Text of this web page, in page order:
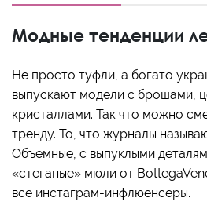
Модные тенденции
Не просто туфли, а богато
выпускают модели с брошами,
кристаллами. Так что можно
тренду. То, что журналы
Объемные, с выпуклыми
«стеганые» мюли от
все инстаграм-инфлюенсеры.